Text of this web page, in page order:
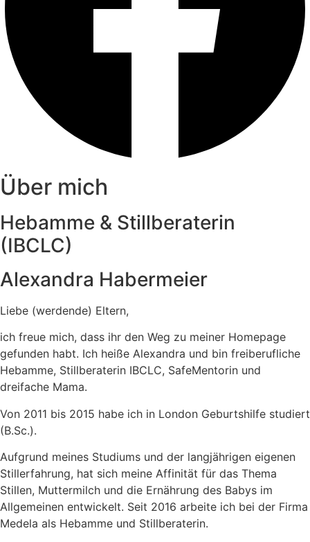
Über mich
Hebamme & Stillberaterin
(IBCLC)
Alexandra Habermeier
Liebe (werdende) Eltern,
ich freue mich, dass ihr den Weg zu meiner Homepage
gefunden habt. Ich heiße Alexandra und bin freiberufliche
Hebamme, Stillberaterin IBCLC, SafeMentorin und
dreifache Mama.
Von 2011 bis 2015 habe ich in London Geburtshilfe studiert
(B.Sc.).
Aufgrund meines Studiums und der langjährigen eigenen
Stillerfahrung, hat sich meine Affinität für das Thema
Stillen, Muttermilch und die Ernährung des Babys im
Allgemeinen entwickelt. Seit 2016 arbeite ich bei der Firma
Medela als Hebamme und Stillberaterin.